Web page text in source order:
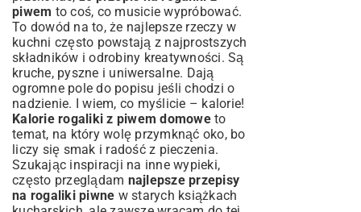
piwem to coś, co musicie wypróbować.
To dowód na to, że najlepsze rzeczy w
kuchni często powstają z najprostszych
składników i odrobiny kreatywności. Są
kruche, pyszne i uniwersalne. Dają
ogromne pole do popisu jeśli chodzi o
nadzienie. I wiem, co myślicie – kalorie!
Kalorie rogaliki z piwem domoweto
temat, na który wolę przymknąć oko, bo
liczy się smak i radość z pieczenia.
Szukając inspiracji na inne wypieki,
często przeglądam najlepsze przepisy
na rogaliki piwne w starych książkach